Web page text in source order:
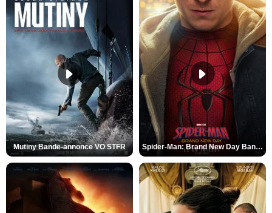
Mutiny Bande-annonce VO STFR Spider-Man: Brand New Day Bande-annonce VO STFR